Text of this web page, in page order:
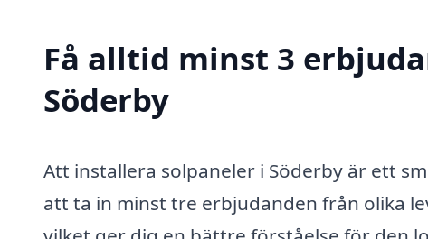
Få alltid minst 3
Söderby
Att installera solpaneler i Söderby är ett
att ta in minst tre erbjudanden från olika